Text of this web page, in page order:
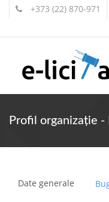
+373 (22) 870-971
Profil organizație -
Date generale